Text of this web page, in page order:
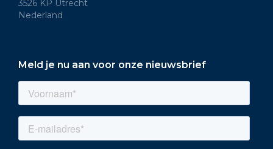
3526 KP Utrecht
Nederland
Meld je nu aan voor onze nieuwsbrief